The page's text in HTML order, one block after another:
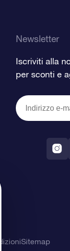
Newsletter
Iscriviti alla
per sconti e
Sitemap